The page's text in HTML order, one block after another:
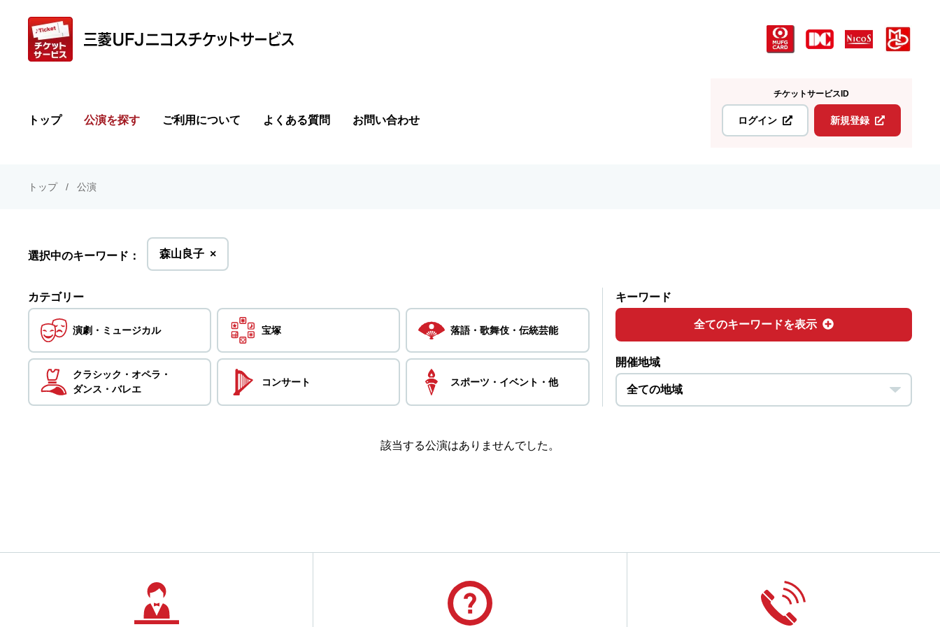
トップ 公演を探す ご利用について よくある質問 お問い合わせ
チケットサービスID
ログイン 新規登録
トップ 公演
選択中のキーワード： 森山良子を
削
×
カテゴリー
演劇・ ミュージカル 宝塚 落語・歌舞伎・伝統芸能
クラシック・ オペラ・
ダンス・ バレエ
コンサート スポーツ・ イベント・他
開催地域
キーワード
全てのキーワードを表示
該当する公演はありませんでした。